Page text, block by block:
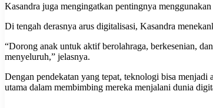
Kasandra juga mengingatkan pentingnya
Di tengah derasnya arus digitalisasi, Kasandra
“Dorong anak untuk aktif berolahraga, berkesenian,
menyeluruh,” jelasnya.
Dengan pendekatan yang tepat, teknologi bisa
utama dalam membimbing mereka menjalani dunia